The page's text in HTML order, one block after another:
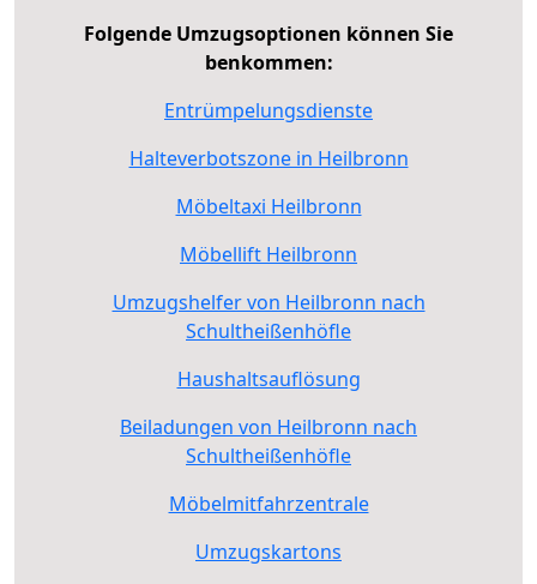
Folgende Umzugsoptionen können Sie
benkommen:
Entrümpelungsdienste
Halteverbotszone in Heilbronn
Möbeltaxi Heilbronn
Möbellift Heilbronn
Umzugshelfer von Heilbronn nach
Schultheißenhöfle
Haushaltsauflösung
Beiladungen von Heilbronn nach
Schultheißenhöfle
Möbelmitfahrzentrale
Umzugskartons